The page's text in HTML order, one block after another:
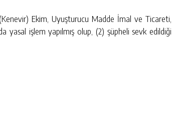
(Kenevir) Ekim, Uyuşturucu Madde İmal ve Ticareti,
yasal işlem yapılmış olup, (2) şüpheli sevk edildiği